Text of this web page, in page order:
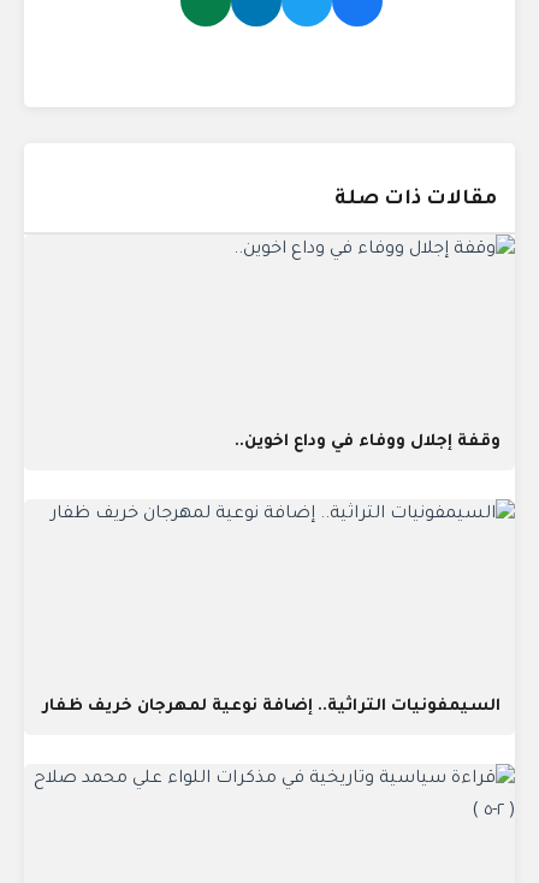
مقالات ذات صلة
وقفة إجلال ووفاء في وداع اخوين..
السيمفونيات التراثية.. إضافة نوعية لمهرجان خريف ظفار